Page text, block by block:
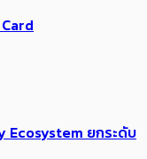
Ecosystem ยกระดับ